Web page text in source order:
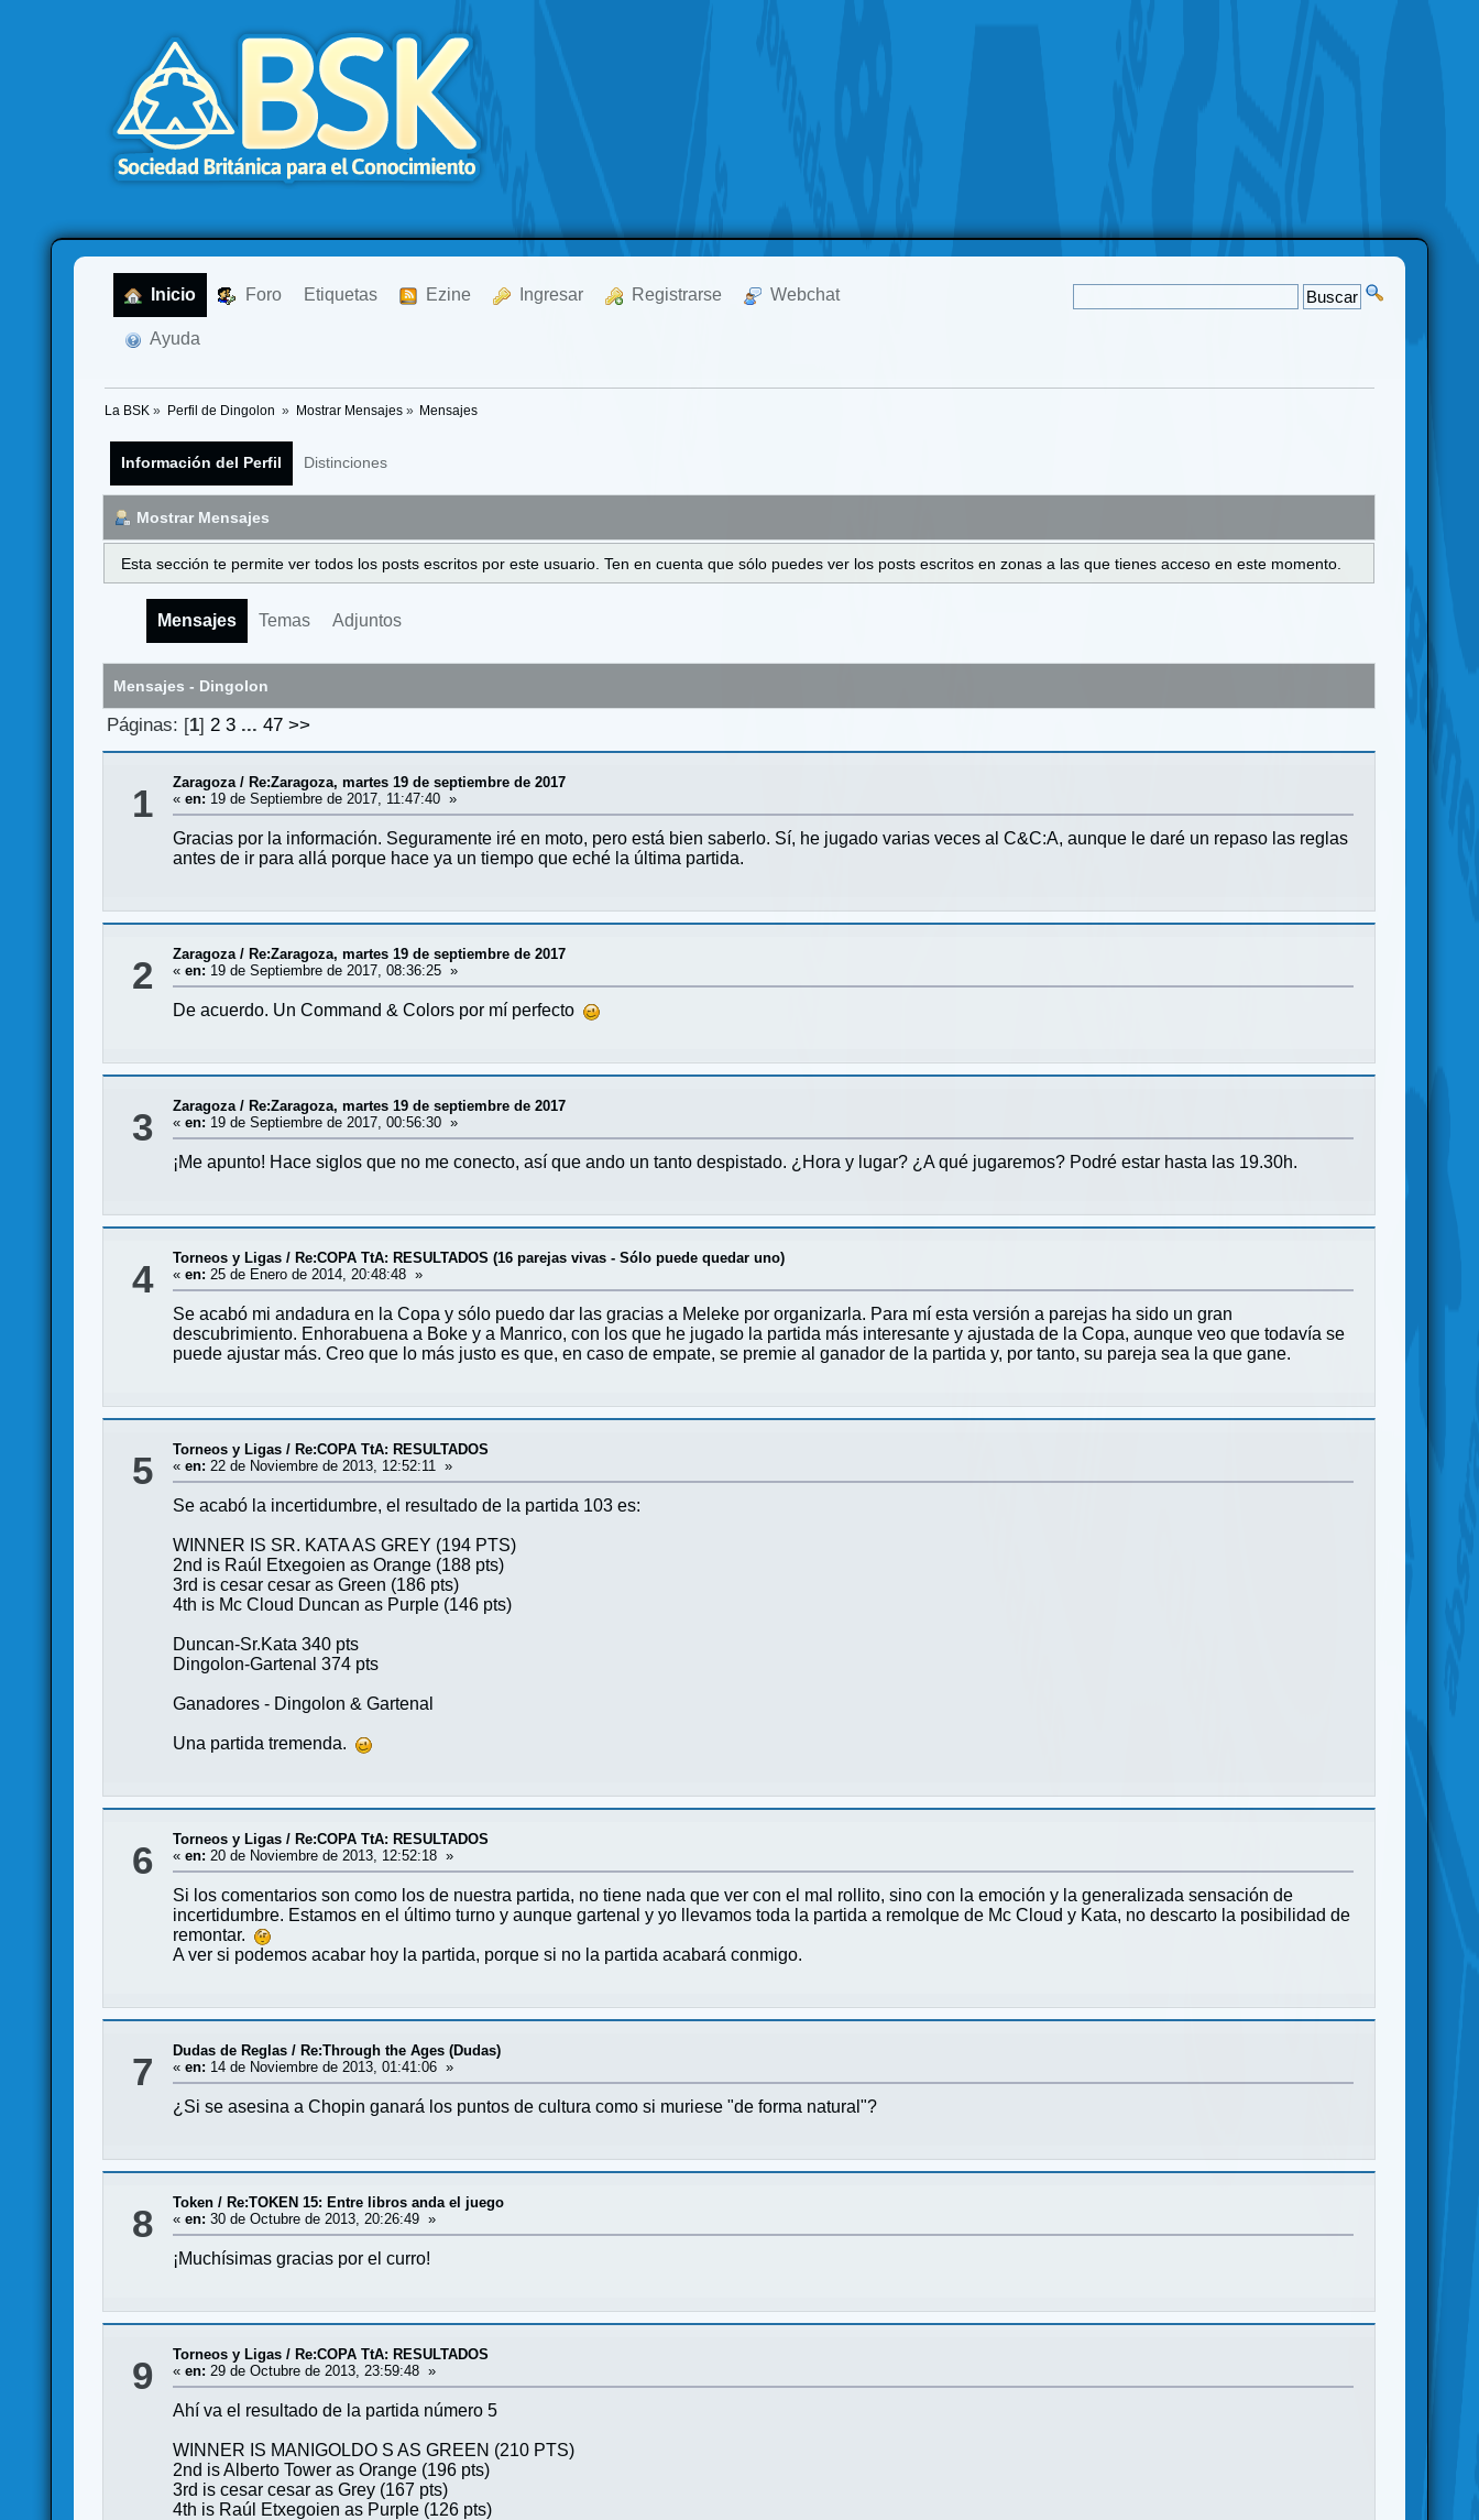
Inicio Foro Etiquetas Ezine Ingresar Registrarse Webchat
Ayuda
La BSK » Perfil de Dingolon » Mostrar Mensajes» Mensajes
Información del Perfil Distinciones
Mostrar Mensajes
Esta sección te permite ver todos los posts escritos por este usuario. Ten en cuenta que sólo puedes ver los posts escritos en zonas a las que tienes acceso en este momento.
Mensajes Temas Adjuntos
Mensajes - Dingolon
Páginas: [1] 2 3 ... 47 >>
1 Zaragoza/ Re:Zaragoza, martes 19 de septiembre de 2017
«en: 19 de Septiembre de 2017, 11:47:40 »
Gracias por la información. Seguramente iré en moto, pero está bien saberlo. Sí, he jugado varias veces al C&C:A, aunque le daré un repaso las reglas
antes de ir para allá porque hace ya un tiempo que eché la última partida.
2 Zaragoza/ Re:Zaragoza, martes 19 de septiembre de 2017
«en: 19 de Septiembre de 2017, 08:36:25 »
De acuerdo. Un Command & Colors por mí perfecto
3 Zaragoza/ Re:Zaragoza, martes 19 de septiembre de 2017
«en: 19 de Septiembre de 2017, 00:56:30 »
¡Me apunto! Hace siglos que no me conecto, así que ando un tanto despistado. ¿Hora y lugar? ¿A qué jugaremos? Podré estar hasta las 19.30h.
4 Torneos y Ligas / Re:COPA TtA: RESULTADOS (16 parejas vivas - Sólo puede quedar uno)
«en: 25 de Enero de 2014, 20:48:48 »
Se acabó mi andadura en la Copa y sólo puedo dar las gracias a Meleke por organizarla. Para mí esta versión a parejas ha sido un gran
descubrimiento. Enhorabuena a Boke y a Manrico, con los que he jugado la partida más interesante y ajustada de la Copa, aunque veo que todavía se
puede ajustar más. Creo que lo más justo es que, en caso de empate, se premie al ganador de la partida y, por tanto, su pareja sea la que gane.
5 Torneos y Ligas / Re:COPA TtA: RESULTADOS
«en: 22 de Noviembre de 2013, 12:52:11 »
Se acabó la incertidumbre, el resultado de la partida 103 es:
WINNER IS SR. KATA AS GREY (194 PTS)
2nd is Raúl Etxegoien as Orange (188 pts)
3rd is cesar cesar as Green (186 pts)
4th is Mc Cloud Duncan as Purple (146 pts)
Duncan-Sr.Kata 340 pts
Dingolon-Gartenal 374 pts
Ganadores - Dingolon & Gartenal
Una partida tremenda.
6 Torneos y Ligas / Re:COPA TtA: RESULTADOS
«en: 20 de Noviembre de 2013, 12:52:18 »
Si los comentarios son como los de nuestra partida, no tiene nada que ver con el mal rollito, sino con la emoción y la generalizada sensación de
incertidumbre. Estamos en el último turno y aunque gartenal y yo llevamos toda la partida a remolque de Mc Cloud y Kata, no descarto la posibilidad de
remontar.
A ver si podemos acabar hoy la partida, porque si no la partida acabará conmigo.
7 Dudas de Reglas / Re:Through the Ages (Dudas)
«en: 14 de Noviembre de 2013, 01:41:06 »
¿Si se asesina a Chopin ganará los puntos de cultura como si muriese "de forma natural"?
8 Token / Re:TOKEN 15: Entre libros anda el juego
«en: 30 de Octubre de 2013, 20:26:49 »
¡Muchísimas gracias por el curro!
9 Torneos y Ligas / Re:COPA TtA: RESULTADOS
«en: 29 de Octubre de 2013, 23:59:48 »
Ahí va el resultado de la partida número 5
WINNER IS MANIGOLDO S AS GREEN (210 PTS)
2nd is Alberto Tower as Orange (196 pts)
3rd is cesar cesar as Grey (167 pts)
4th is Raúl Etxegoien as Purple (126 pts)